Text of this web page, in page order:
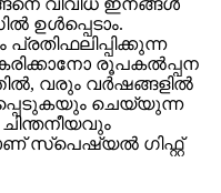
ഉൾപ്പെടാം.
പ്രതിഫലിപ്പിക്കുന്ന
രൂപകൽപ്പന
വരും വർഷങ്ങളിൽ
ചെയ്യുന്ന
സ്പെഷ്യൽ ഗിഫ്റ്റ്